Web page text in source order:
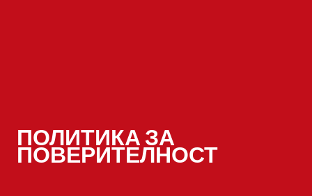
ПОЛИТИКА ЗА
ПОВЕРИТЕЛНОСТ